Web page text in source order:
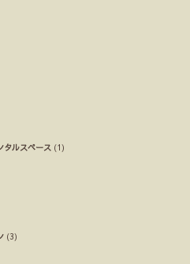
タルスペース (1)
(3)